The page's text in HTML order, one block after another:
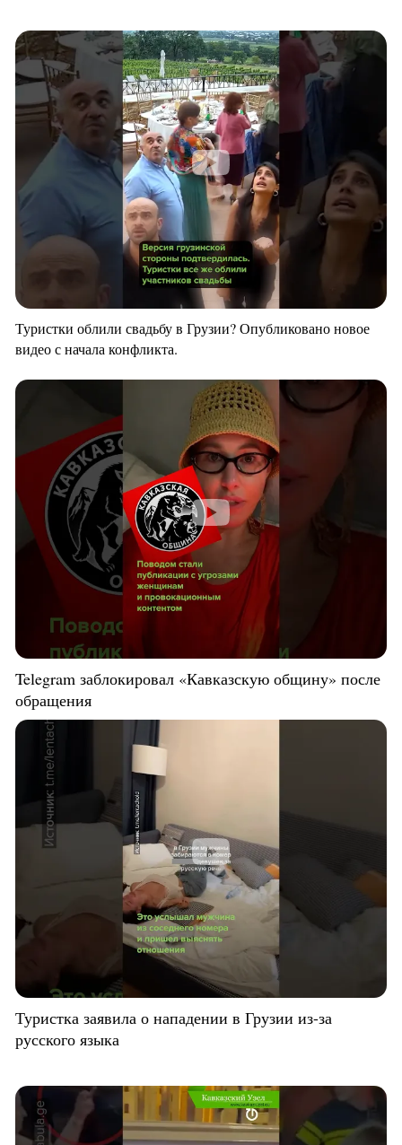
Туристки облили свадьбу в Грузии? Опубликовано новое
видео с начала конфликта.
Telegram заблокировал «Кавказскую общину» после
обращения
Туристка заявила о нападении в Грузии из-за
русского языка